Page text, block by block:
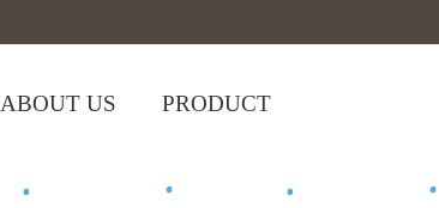
ABOUT US PRODUCT
, T-shirt Is For Elmo Misty